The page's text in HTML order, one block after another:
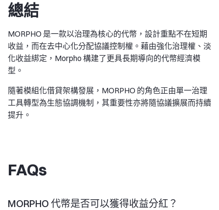
總結
MORPHO 是一款以治理為核心的代幣，設計重點不在短期
收益，而在去中心化分配協議控制權。藉由強化治理權、淡
化收益綁定，Morpho 構建了更具長期導向的代幣經濟模
型。
隨著模組化借貸架構發展，MORPHO 的角色正由單一治理
工具轉型為生態協調機制，其重要性亦將隨協議擴展而持續
提升。
FAQs
MORPHO 代幣是否可以獲得收益分紅？